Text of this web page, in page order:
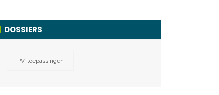
DOSSIERS
PV-toepassingen